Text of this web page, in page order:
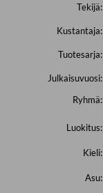
Tekijä:
Kustantaja:
Tuotesarja:
Julkaisuvuosi:
Ryhmä:
Luokitus:
Kieli:
Asu: